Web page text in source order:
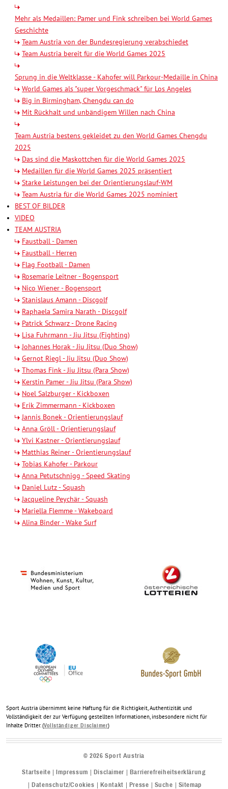
Mehr als Medaillen: Pamer und Fink schreiben bei World Games
Geschichte
Team Austria von der Bundesregierung verabschiedet
Team Austria bereit für die World Games 2025
Sprung in die Weltklasse - Kahofer will Parkour-Medaille in China
World Games als "super Vorgeschmack" für Los Angeles
Big in Birmingham, Chengdu can do
Mit Rückhalt und unbändigem Willen nach China
Team Austria bestens gekleidet zu den World Games Chengdu
2025
Das sind die Maskottchen für die World Games 2025
Medaillen für die World Games 2025 präsentiert
Starke Leistungen bei der Orientierungslauf-WM
Team Austria für die World Games 2025 nominiert
BEST OF BILDER
VIDEO
TEAM AUSTRIA
Faustball - Damen
Faustball - Herren
Flag Football - Damen
Rosemarie Leitner - Bogensport
Nico Wiener - Bogensport
Stanislaus Amann - Discgolf
Raphaela Samira Narath - Discgolf
Patrick Schwarz - Drone Racing
Lisa Fuhrmann - Jiu Jitsu (Fighting)
Johannes Horak - Jiu Jitsu (Duo Show)
Gernot Riegl - Jiu Jitsu (Duo Show)
Thomas Fink - Jiu Jitsu (Para Show)
Kerstin Pamer - Jiu Jitsu (Para Show)
Noel Salzburger - Kickboxen
Erik Zimmermann - Kickboxen
Jannis Bonek - Orientierungslauf
Anna Gröll - Orientierungslauf
Ylvi Kastner - Orientierungslauf
Matthias Reiner - Orientierungslauf
Tobias Kahofer - Parkour
Anna Petutschnigg - Speed Skating
Daniel Lutz - Squash
Jacqueline Peychär - Squash
Mariella Flemme - Wakeboard
Alina Binder - Wake Surf
Sport Austria übernimmt keine Haftung für die Richtigkeit, Authentizität und
Vollständigkeit der zur Verfügung gestellten Informationen, insbesondere nicht für
Inhalte Dritter. (Vollständiger Disclaimer)
©2026 Sport Austria
Startseite Impressum Disclaimer
Barrierefreiheitserklärung
Datenschutz/Cookies
Kontakt Presse Suche Sitemap